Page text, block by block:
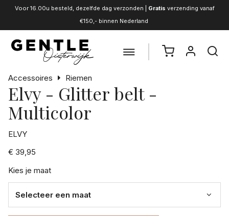
Voor 16.00u besteld, dezelfde dag verzonden | Gratis verzending vanaf
€150,- binnen Nederland
Accessoires Riemen
Elvy - Glitter belt -
Multicolor
ELVY
€ 39,95
Kies je maat